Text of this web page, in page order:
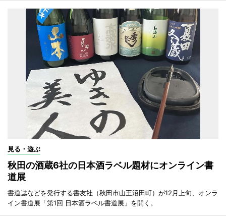
見る・遊ぶ
秋田の酒蔵6社の日本酒ラベル題材にオンライン書
道展
書道誌などを発行する書友社（秋田市山王沼田町）が12月上旬、オンラ
イン書道展「第1回 日本酒ラベル書道展」を開く。